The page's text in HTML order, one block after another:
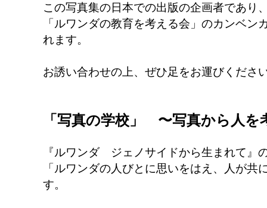
この写真集の日本での出版の企画者であり
「ルワンダの教育を考える会」のカンベン
れます。
お誘い合わせの上、ぜひ足をお運びくださ
「写真の学校」 〜写真から人を
『ルワンダ ジェノサイドから生まれて』
「ルワンダの人びとに思いをはえ、人が共
す。